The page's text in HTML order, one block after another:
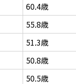
60.4歳
55.8歳
51.3歳
50.8歳
50.5歳